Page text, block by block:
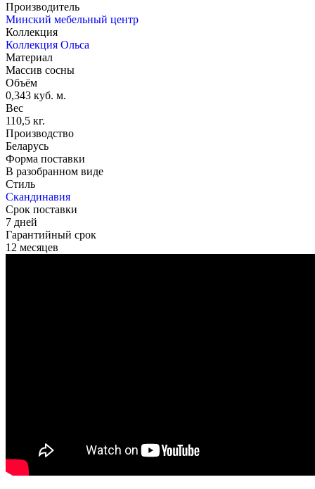
Производитель
Минский мебельный центр
Коллекция
Коллекция Ольса
Материал
Массив сосны
Объём
0,343 куб. м.
Вес
110,5 кг.
Производство
Беларусь
Форма поставки
В разобранном виде
Стиль
Скандинавия
Срок поставки
7 дней
Гарантийный срок
12 месяцев